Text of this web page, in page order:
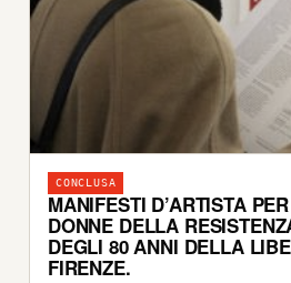
CONCLUSA
MANIFESTI D’ARTISTA
DONNE DELLA
DEGLI 80 ANNI DELLA
FIRENZE.